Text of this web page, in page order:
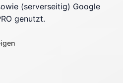
(serverseitig) Google
genutzt.